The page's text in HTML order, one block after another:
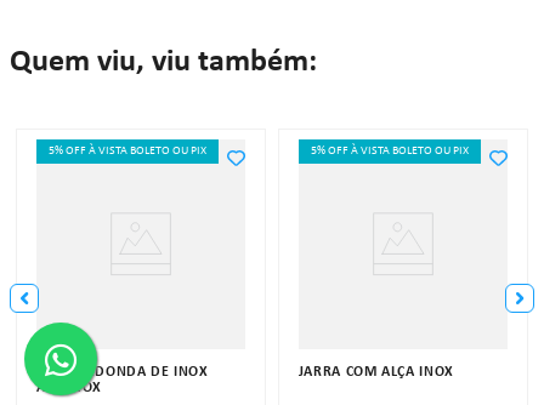
Quem viu, viu também:
5% OFF À VISTA BOLETO OU PIX
CUBA REDONDA DE INOX
ART'INOX
5% OFF À VISTA BOLETO OU PIX
JARRA COM ALÇA INOX